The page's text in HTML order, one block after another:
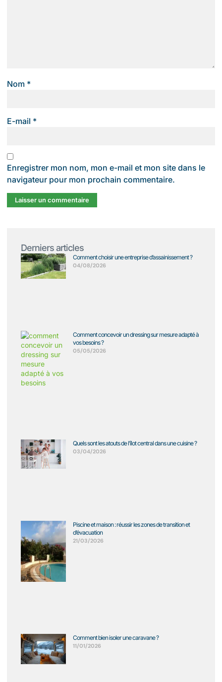
Nom *
E-mail *
Enregistrer mon nom, mon e-mail et mon site dans le
navigateur pour mon prochain commentaire.
Derniers articles
Comment choisir une entreprise d’assainissement ?
04/08/2026
Comment concevoir un dressing sur mesure adapté à
vos besoins ?
05/05/2026
Quels sont les atouts de l’îlot central dans une cuisine ?
03/04/2026
Piscine et maison : réussir les zones de transition et
d’évacuation
21/03/2026
Comment bien isoler une caravane ?
11/01/2026